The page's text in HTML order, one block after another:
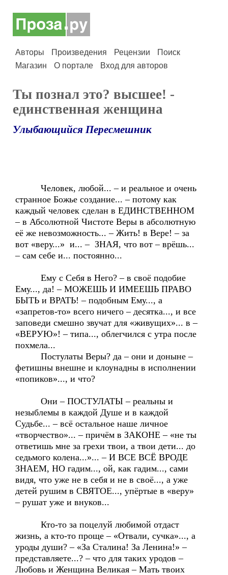
Авторы Произведения Рецензии
Поиск
Магазин
О портале Вход для авторов
Ты познал это? высшее! -
единственная женщина
Улыбающийся Пересмешник
Человек, любой... – и реальное и очень
странное Божье создание... – потому как
каждый человек сделан в ЕДИНСТВЕННОМ
– в Абсолютной Чистоте Веры в абсолютную
её же невозможность... – Жить! в Вере! – за
вот «веру...» и... – ЗНАЯ, что вот – врёшь...
– сам себе и... постоянно...
Ему с Себя в Него? – в своё подобие
Ему..., да! – МОЖЕШЬ И ИМЕЕШЬ ПРАВО
БЫТЬ и ВРАТЬ! – подобным Ему..., а
«запретов-то» всего ничего – десятка..., и все
заповеди смешно звучат для «живущих»... в –
«ВЕРУЮ»! – типа..., облегчился с утра после
похмела...
Постулаты Веры? да – они и доныне –
фетишны внешне и клоунадны в исполнении
«попиков»..., и что?
Они – ПОСТУЛАТЫ – реальны и
незыблемы в каждой Душе и в каждой
Судьбе... – всё остальное наше личное
«творчество»... – причём в ЗАКОНЕ – «не ты
ответишь мне за грехи твои, а твои дети... до
седьмого колена...»... – И ВСЕ ВСЁ ВРОДЕ
ЗНАЕМ, НО гадим..., ой, как гадим..., сами
видя, что уже не в себя и не в своё..., а уже
детей рушим в СВЯТОЕ..., упёртые в «веру»
– рушат уже и внуков...
Кто-то за поцелуй любимой отдаст
жизнь, а кто-то проще – «Отвали, сучка»..., а
уроды души? – «За Сталина! За Ленина!» –
представляете...? – что для таких уродов –
Любовь и Женщина Великая – Мать твоих